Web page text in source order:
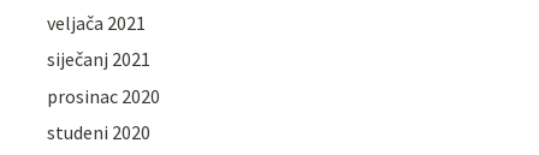
veljača 2021
siječanj 2021
prosinac 2020
studeni 2020